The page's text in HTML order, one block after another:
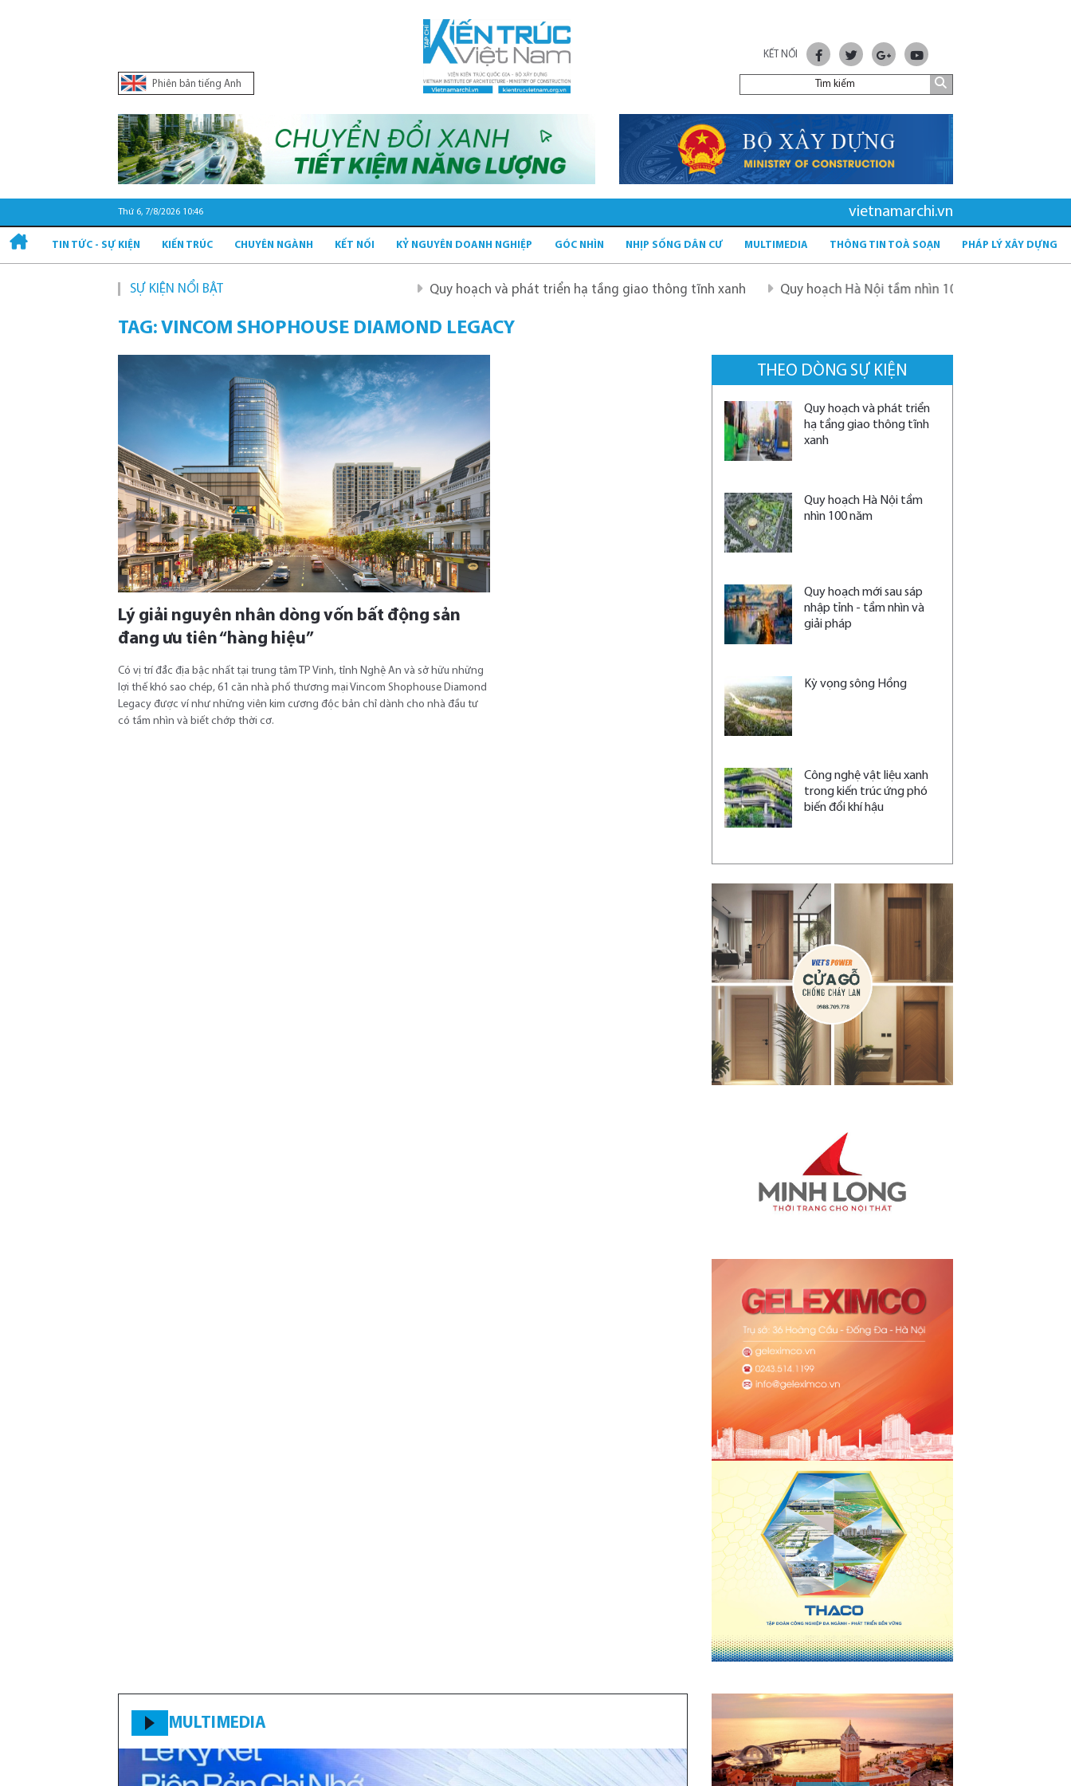
Phiên bản tiếng Anh
KẾT NỐI
Thứ 6, 7/8/2026 10:46 vietnamarchi.vn
TIN TỨC - SỰ KIỆN KIẾN TRÚC CHUYÊN NGÀNH KẾT NỐI KỶ NGUYÊN DOANH NGHIỆP GÓC NHÌN NHỊP SỐNG DÂN CƯ MULTIMEDIA THÔNG TIN TOÀ SOẠN PHÁP LÝ XÂY DỰNG
SỰ KIỆN NỔI BẬT Quy hoạch và phát triển hạ tầng giao thông tĩnh xanh Quy hoạch Hà Nội tầm nhìn 100 năm
TAG: VINCOM SHOPHOUSE DIAMOND LEGACY
Lý giải nguyên nhân dòng vốn bất động sản
đang ưu tiên “hàng hiệu”
Có vị trí đắc địa bậc nhất tại trung tâm TP Vinh, tỉnh Nghệ An và sở hữu những
lợi thế khó sao chép, 61 căn nhà phố thương mại Vincom Shophouse Diamond
Legacy được ví như những viên kim cương độc bản chỉ dành cho nhà đầu tư
có tầm nhìn và biết chớp thời cơ.
THEO DÒNG SỰ KIỆN
Quy hoạch và phát triển
hạ tầng giao thông tĩnh
xanh
Quy hoạch Hà Nội tầm
nhìn 100 năm
Quy hoạch mới sau sáp
nhập tỉnh - tầm nhìn và
giải pháp
Kỳ vọng sông Hồng
Công nghệ vật liệu xanh
trong kiến trúc ứng phó
biến đổi khí hậu
MULTIMEDIA